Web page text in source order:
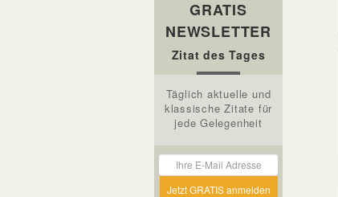
GRATIS
NEWSLETTER
Zitat des Tages
Täglich aktuelle und
klassische Zitate für
jede Gelegenheit